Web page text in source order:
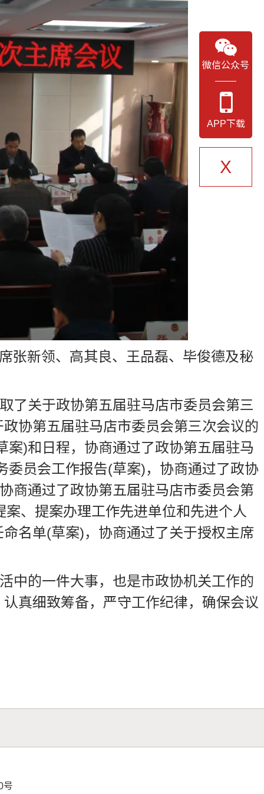
张新领、高其良、王品磊、毕俊德及秘
了关于政协第五届驻马店市委员会第三
协第五届驻马店市委员会第三次会议的
)和日程，协商通过了政协第五届驻马
委员会工作报告(草案)，协商通过了政协
商通过了政协第五届驻马店市委员会第
、提案办理工作先进单位和先进个人
名单(草案)，协商通过了关于授权主席
中的一件大事，也是市政协机关工作的
真细致筹备，严守工作纪律，确保会议
号
微信公众号
APP下载
X